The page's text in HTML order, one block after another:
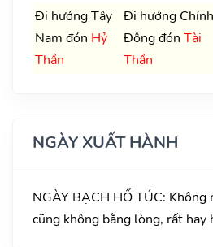
Đi hướng Tây
Nam đón Hỷ
Thần
Đi hướng Chính
Đông đón Tài
Thần
NGÀY XUẤT HÀNH
NGÀY BẠCH HỔ TÚC: Không
cũng không bằng lòng, rất hay